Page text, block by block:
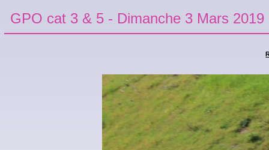
GPO cat 3 & 5 - Dimanche 3 Mars 2019